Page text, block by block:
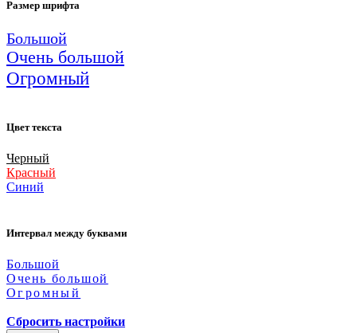
Размер шрифта
Большой
Очень большой
Огромный
Цвет текста
Черный
Красный
Синий
Интервал между буквами
Большой
Очень большой
Огромный
Сбросить настройки